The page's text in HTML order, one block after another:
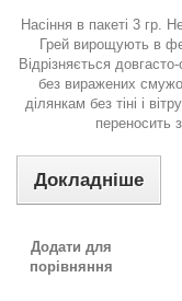
Насіння в пакеті 3 гр.
Грей вирощують в
Відрізняється
без виражених
ділянкам без тіні і
переносить
Докладніше
Додати для
порівняння